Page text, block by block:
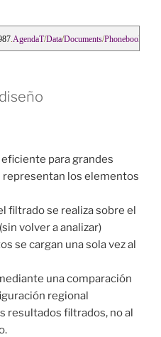
.AgendaT/Data/Documents/Phonebook
para grandes
representan los elementos
filtrado se realiza sobre el
volver a analizar)
se cargan una sola vez al
una comparación
regional
resultados filtrados, no al